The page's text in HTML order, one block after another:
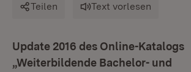
Teilen Text vorlesen
Update 2016 des Online-Katalogs
„Weiterbildende Bachelor- und